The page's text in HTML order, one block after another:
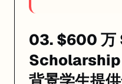
03. $600
Scholarship